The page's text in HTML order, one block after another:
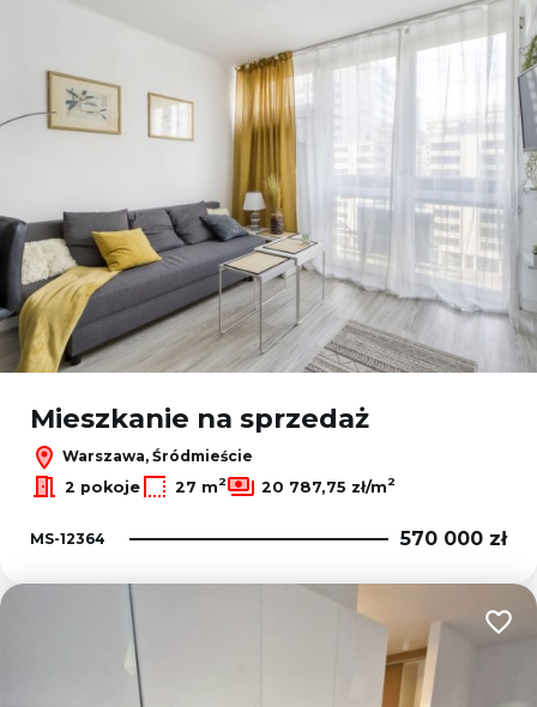
Mieszkanie na sprzedaż
Warszawa, Śródmieście
2 pokoje
27 m2 20 787,75 zł/m2
MS-12364 570 000 zł